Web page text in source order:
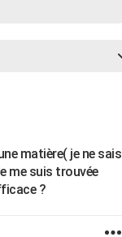
matière( je ne sais
me suis trouvée
?